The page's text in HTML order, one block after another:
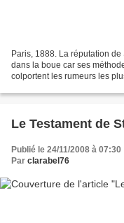
Paris, 1888. La réputation
dans la boue car ses
colportent les rumeurs les
Le Testament de
Publié le 24/11/2008 à 07:30
Par clarabel76